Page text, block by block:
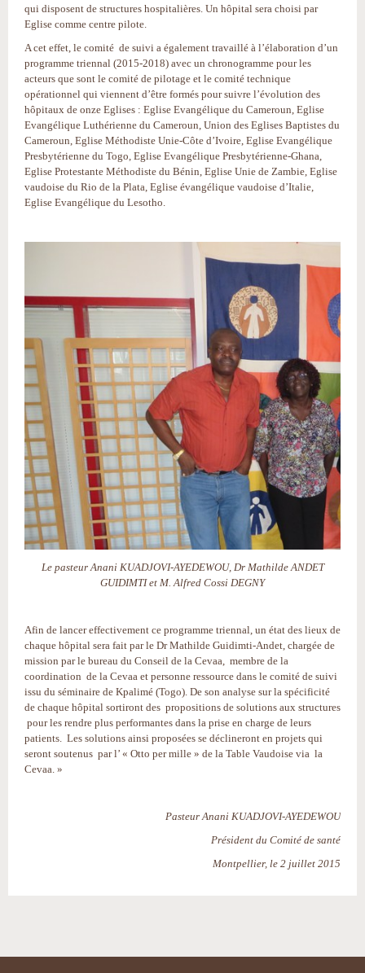
qui disposent de structures hospitalières. Un hôpital sera choisi par
Eglise comme centre pilote.
A cet effet, le comité de suivi a également travaillé à l’élaboration d’un
programme triennal (2015-2018) avec un chronogramme pour les
acteurs que sont le comité de pilotage et le comité technique
opérationnel qui viennent d’être formés pour suivre l’évolution des
hôpitaux de onze Eglises : Eglise Evangélique du Cameroun, Eglise
Evangélique Luthérienne du Cameroun, Union des Eglises Baptistes du
Cameroun, Eglise Méthodiste Unie-Côte d’Ivoire, Eglise Evangélique
Presbytérienne du Togo, Eglise Evangélique Presbytérienne-Ghana,
Eglise Protestante Méthodiste du Bénin, Eglise Unie de Zambie, Eglise
vaudoise du Rio de la Plata, Eglise évangélique vaudoise d’Italie,
Eglise Evangélique du Lesotho.
Le pasteur Anani KUADJOVI-AYEDEWOU, Dr Mathilde ANDET
GUIDIMTI et M. Alfred Cossi DEGNY
Afin de lancer effectivement ce programme triennal, un état des lieux de
chaque hôpital sera fait par le Dr Mathilde Guidimti-Andet, chargée de
mission par le bureau du Conseil de la Cevaa, membre de la
coordination de la Cevaa et personne ressource dans le comité de suivi
issu du séminaire de Kpalimé (Togo). De son analyse sur la spécificité
de chaque hôpital sortiront des propositions de solutions aux structures
pour les rendre plus performantes dans la prise en charge de leurs
patients. Les solutions ainsi proposées se déclineront en projets qui
seront soutenus par l’ « Otto per mille » de la Table Vaudoise via la
Cevaa. »
Pasteur Anani KUADJOVI-AYEDEWOU
Président du Comité de santé
Montpellier, le 2 juillet 2015
document